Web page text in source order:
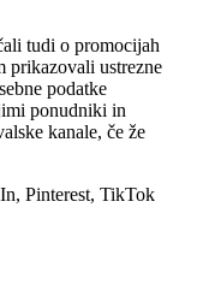
tudi o promocijah
prikazovali ustrezne
podatke
ponudniki in
kanale, če že
Pinterest, TikTok